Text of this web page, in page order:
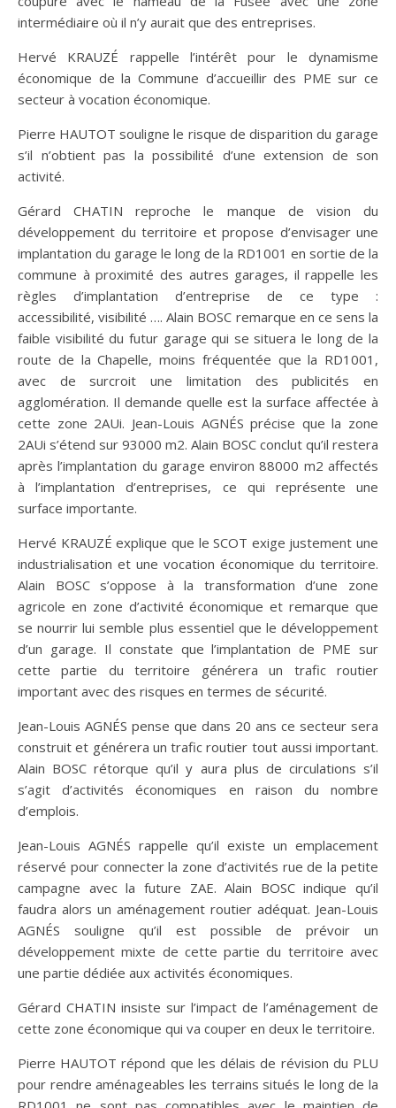
intermédiaire où il n’y aurait que des entreprises.
Hervé KRAUZÉ rappelle l’intérêt pour le dynamisme
économique de la Commune d’accueillir des PME sur ce
secteur à vocation économique.
Pierre HAUTOT souligne le risque de disparition du garage
s’il n’obtient pas la possibilité d’une extension de son
activité.
Gérard CHATIN reproche le manque de vision du
développement du territoire et propose d’envisager une
implantation du garage le long de la RD1001 en sortie de la
commune à proximité des autres garages, il rappelle les
règles d’implantation d’entreprise de ce type :
accessibilité, visibilité …. Alain BOSC remarque en ce sens la
faible visibilité du futur garage qui se situera le long de la
route de la Chapelle, moins fréquentée que la RD1001,
avec de surcroit une limitation des publicités en
agglomération. Il demande quelle est la surface affectée à
cette zone 2AUi. Jean-Louis AGNÉS précise que la zone
2AUi s’étend sur 93000 m2. Alain BOSC conclut qu’il restera
après l’implantation du garage environ 88000 m2 affectés
à l’implantation d’entreprises, ce qui représente une
surface importante.
Hervé KRAUZÉ explique que le SCOT exige justement une
industrialisation et une vocation économique du territoire.
Alain BOSC s’oppose à la transformation d’une zone
agricole en zone d’activité économique et remarque que
se nourrir lui semble plus essentiel que le développement
d’un garage. Il constate que l’implantation de PME sur
cette partie du territoire générera un trafic routier
important avec des risques en termes de sécurité.
Jean-Louis AGNÉS pense que dans 20 ans ce secteur sera
construit et générera un trafic routier tout aussi important.
Alain BOSC rétorque qu’il y aura plus de circulations s’il
s’agit d’activités économiques en raison du nombre
d’emplois.
Jean-Louis AGNÉS rappelle qu’il existe un emplacement
réservé pour connecter la zone d’activités rue de la petite
campagne avec la future ZAE. Alain BOSC indique qu’il
faudra alors un aménagement routier adéquat. Jean-Louis
AGNÉS souligne qu’il est possible de prévoir un
développement mixte de cette partie du territoire avec
une partie dédiée aux activités économiques.
Gérard CHATIN insiste sur l’impact de l’aménagement de
cette zone économique qui va couper en deux le territoire.
Pierre HAUTOT répond que les délais de révision du PLU
pour rendre aménageables les terrains situés le long de la